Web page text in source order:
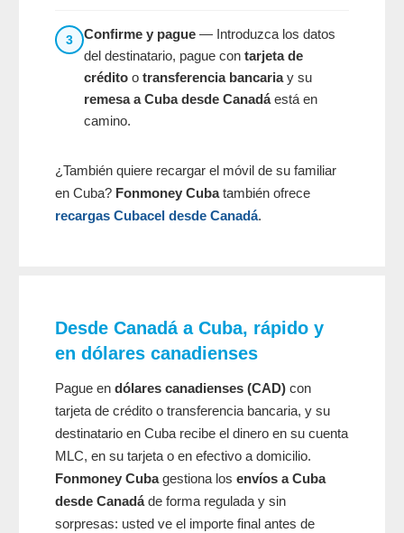
3 Confirme y pague — Introduzca los datos
del destinatario, pague con tarjeta de
crédito o transferencia bancariay su
remesa a Cuba desde Canadáestá en
camino.
¿También quiere recargar el móvil de su familiar
en Cuba? Fonmoney Cubatambién ofrece
recargas Cubacel desde Canadá.
Desde Canadá a Cuba, rápido y
en dólares canadienses
Pague en dólares canadienses (CAD) con
tarjeta de crédito o transferencia bancaria, y su
destinatario en Cuba recibe el dinero en su cuenta
MLC, en su tarjeta o en efectivo a domicilio.
Fonmoney Cubagestiona los envíos a Cuba
desde Canadáde forma regulada y sin
sorpresas: usted ve el importe final antes de